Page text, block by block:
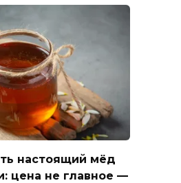
настоящий мёд
цена не главное —